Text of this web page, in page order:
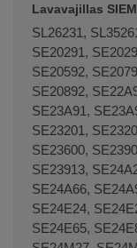
Lavavajillas
SL26231,
SE20291,
SE20592,
SE20892,
SE23A91,
SE23201,
SE23600,
SE23913,
SE24A66,
SE24E24,
SE24E65,